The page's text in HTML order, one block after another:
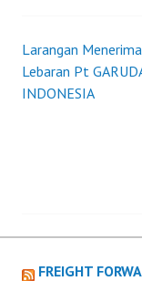
Post
navigation
Larangan
Lebaran Pt
INDONESIA
FREIGHT